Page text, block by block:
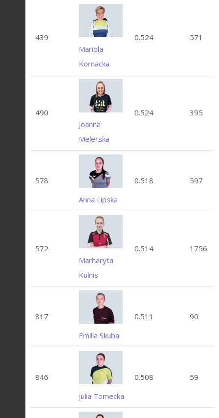
439
Mariola
Kornacka
0.524 571
490
Joanna
Melerska
0.524 395
578
Anna Lipska
0.518 597
572
Marharyta
Kulnis
0.514 1756
817
Emilia Skuba
0.511 90
846
Julia Tomecka
0.508 59